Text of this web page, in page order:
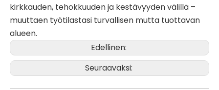
kirkkauden, tehokkuuden ja kestävyyden välillä –
muuttaen työtilastasi turvallisen mutta tuottavan
alueen.
Edellinen:
Seuraavaksi: